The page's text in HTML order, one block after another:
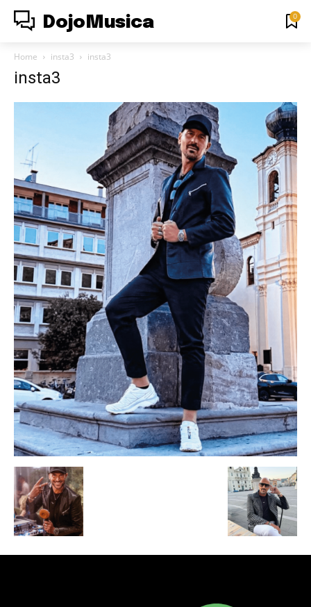
DojoMusica 0
Home insta3 insta3
insta3